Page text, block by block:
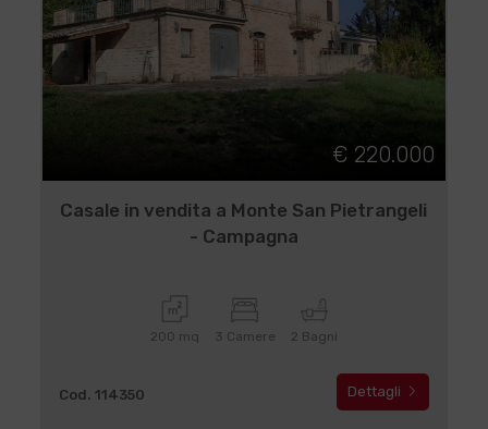
€ 220.000
Casale in vendita a Monte San Pietrangeli
- Campagna
200 mq 3 Camere 2 Bagni
Cod. 114350 Dettagli